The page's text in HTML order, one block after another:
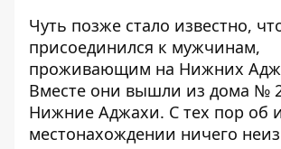
Чуть позже стало известно,
присоединился к мужчинам,
проживающим на Нижних
Вместе они вышли из дома №
Нижние Аджахи. С тех пор об
местонахождении ничего